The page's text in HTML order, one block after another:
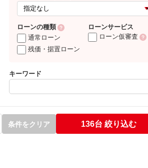
ローンの種類
通常ローン
残価・据置ローン
ローンサービス
ローン仮審査
キーワード
条件をクリア 136台 絞り込む